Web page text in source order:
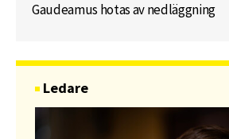
Gaudeamus hotas av nedläggning
Ledare